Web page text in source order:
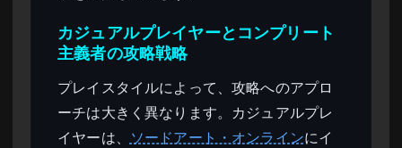
カジュアルプレイヤーとコンプリート
主義者の攻略戦略
プレイスタイルによって、攻略へのアプロ
ーチは大きく異なります。カジュアルプレ
イヤーは、
ソードアート・オンラインにイ